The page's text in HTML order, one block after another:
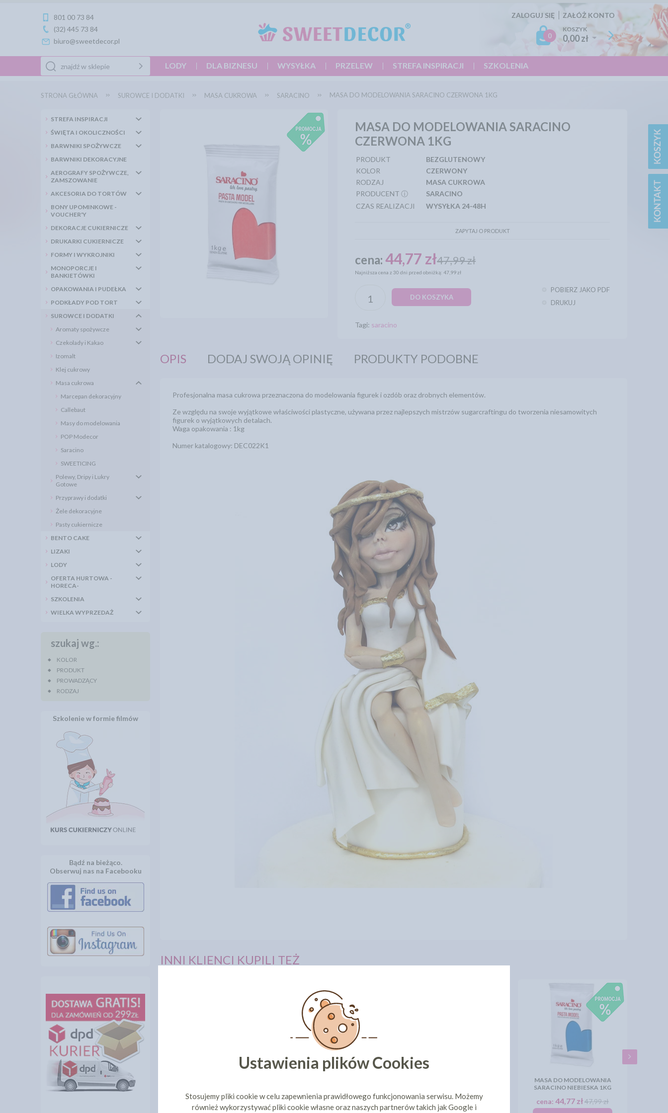
801 00 73 84
(32) 445 73 84
biuro@sweetdecor.pl
ZALOGUJ SIĘ ZAŁÓŻ KONTO
0
KOSZYK
0,00 zł
LODY DLA BIZNESU WYSYŁKA PRZELEW STREFA INSPIRACJI SZKOLENIA
STRONA GŁÓWNA SUROWCE I DODATKI MASA CUKROWA SARACINO MASA DO MODELOWANIA SARACINO CZERWONA 1KG
STREFA INSPIRACJI
ŚWIĘTA I OKOLICZNOŚCI
BARWNIKI SPOŻYWCZE
BARWNIKI DEKORACYJNE
AEROGRAFY SPOŻYWCZE,
ZAMSZOWANIE
AKCESORIA DO TORTÓW
BONY UPOMINKOWE -
VOUCHER'Y
DEKORACJE CUKIERNICZE
DRUKARKI CUKIERNICZE
FORMY I WYKROJNIKI
MONOPORCJE I
BANKIETÓWKI
OPAKOWANIA I PUDEŁKA
PODKŁADY POD TORT
SUROWCE I DODATKI
Aromaty spożywcze
Czekolady i Kakao
Izomalt
Klej cukrowy
Masa cukrowa
Marcepan dekoracyjny
Callebaut
Masy do modelowania
POP Modecor
Saracino
SWEETICING
Polewy, Dripy i Lukry
Gotowe
Przyprawy i dodatki
Żele dekoracyjne
Pasty cukiernicze
BENTO CAKE
LIZAKI
LODY
OFERTA HURTOWA -
HORECA-
SZKOLENIA
WIELKA WYPRZEDAŻ
szukaj wg.:
KOLOR
PRODUKT
PROWADZĄCY
RODZAJ
Szkolenie w formie filmów
Bądź na bieżąco.
Obserwuj nas na Facebooku
MASA DO MODELOWANIA SARACINO
CZERWONA 1KG
PRODUKT
BEZGLUTENOWY
KOLOR
CZERWONY
RODZAJ
MASA CUKROWA
PRODUCENT ⓘ
SARACINO
CZAS REALIZACJI
WYSYŁKA 24-48H
ZAPYTAJ O PRODUKT
cena:44,77 zł47,99 zł
Najniższa cena z 30 dni przed obniżką: 47,99 zł
DO KOSZYKA
POBIERZ JAKO PDF
DRUKUJ
Tagi: saracino
OPIS DODAJ SWOJĄ OPINIĘ PRODUKTY PODOBNE
Profesjonalna masa cukrowa przeznaczona do modelowania figurek i ozdób oraz drobnych elementów.
Ze względu na swoje wyjątkowe właściwości plastyczne, używana przez najlepszych mistrzów sugarcraftingu do tworzenia niesamowitych
figurek o wyjątkowych detalach.
Waga opakowania : 1kg
Numer katalogowy: DEC022K1
INNI KLIENCI KUPILI TEŻ
cena:44,77 zł 47,99 zł cena:44,77 zł 47,30 zł cena: 44,77 zł47,99 zł
MASA DO MODELOWANIA
SARACINO NIEBIESKA 1KG
cena: 44,77 zł47,99 zł
Ustawienia plików Cookies
Stosujemy pliki cookie w celu zapewnienia prawidłowego funkcjonowania serwisu. Możemy
również wykorzystywać pliki cookie własne oraz naszych partnerów takich jak Google i